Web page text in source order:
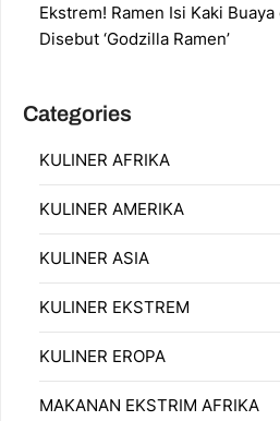
Ekstrem! Ramen Isi Kaki
Disebut ‘Godzilla Ramen’
Categories
KULINER AFRIKA
KULINER AMERIKA
KULINER ASIA
KULINER EKSTREM
KULINER EROPA
MAKANAN EKSTRIM AFRIKA